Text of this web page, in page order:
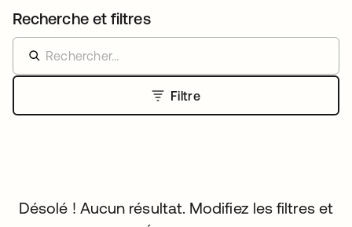
Recherche et filtres
Filtre
Désolé ! Aucun résultat. Modifiez les filtres et